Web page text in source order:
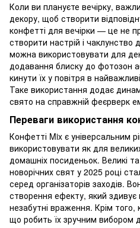
Коли ви плануєте вечірку,
декору, щоб створити
конфетті для вечірки — це не
створити настрій і чаклунство
можна використовувати для
додавання блиску до фотозон
кинути їх у повітря в
Таке використання додає
свято на справжній феєрверк
Переваги використання
Конфетті Mix є універсальним
використовувати як для
домашніх посиденьок. Великі
новорічних свят у 2025 році
серед організаторів заходів.
створення ефекту, який
незабутні враження. Крім
що робить їх зручним вибором